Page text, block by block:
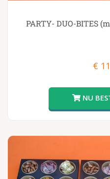
PARTY- DUO-BITES
€